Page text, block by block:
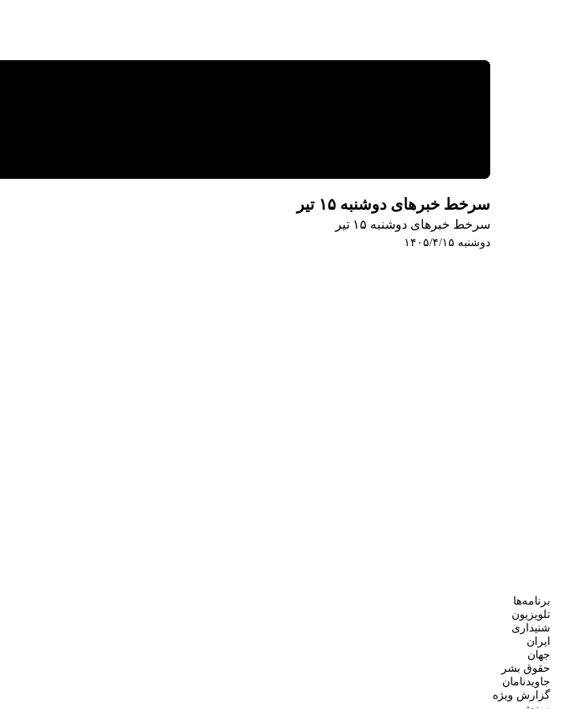
سرخط خبرهای دوشنبه ۱۵ تیر
سرخط خبرهای دوشنبه ۱۵ تیر
دوشنبه ۱۴۰۵/۴/۱۵
برنامه‌ها
تلویزیون
شنیداری
ایران
جهان
حقوق بشر
جاویدنامان
گزارش ویژه